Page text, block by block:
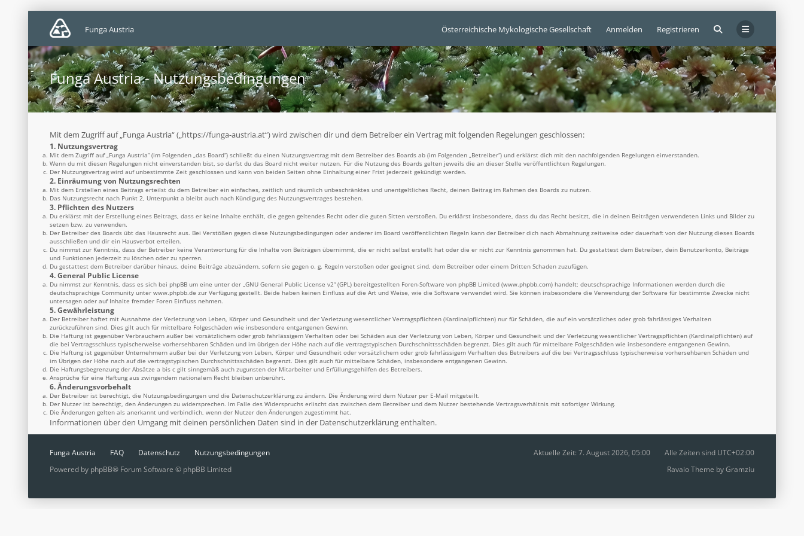
Österreichische Mykologische Gesellschaft Anmelden Registrieren
Funga Austria
Funga Austria - Nutzungsbedingungen
Mit dem Zugriff auf „Funga Austria“ („https://funga-austria.at“) wird zwischen dir und dem Betreiber ein Vertrag mit folgenden Regelungen geschlossen:
1. Nutzungsvertrag
Mit dem Zugriff auf „Funga Austria“ (im Folgenden „das Board“) schließt du einen Nutzungsvertrag mit dem Betreiber des Boards ab (im Folgenden „Betreiber“) und erklärst dich mit den nachfolgenden Regelungen einverstanden.
Wenn du mit diesen Regelungen nicht einverstanden bist, so darfst du das Board nicht weiter nutzen. Für die Nutzung des Boards gelten jeweils die an dieser Stelle veröffentlichten Regelungen.
Der Nutzungsvertrag wird auf unbestimmte Zeit geschlossen und kann von beiden Seiten ohne Einhaltung einer Frist jederzeit gekündigt werden.
2. Einräumung von Nutzungsrechten
Mit dem Erstellen eines Beitrags erteilst du dem Betreiber ein einfaches, zeitlich und räumlich unbeschränktes und unentgeltliches Recht, deinen Beitrag im Rahmen des Boards zu nutzen.
Das Nutzungsrecht nach Punkt 2, Unterpunkt a bleibt auch nach Kündigung des Nutzungsvertrages bestehen.
3. Pflichten des Nutzers
Du erklärst mit der Erstellung eines Beitrags, dass er keine Inhalte enthält, die gegen geltendes Recht oder die guten Sitten verstoßen. Du erklärst insbesondere, dass du das Recht besitzt, die in deinen Beiträgen verwendeten Links und Bilder zu
setzen bzw. zu verwenden.
Der Betreiber des Boards übt das Hausrecht aus. Bei Verstößen gegen diese Nutzungsbedingungen oder anderer im Board veröffentlichten Regeln kann der Betreiber dich nach Abmahnung zeitweise oder dauerhaft von der Nutzung dieses Boards
ausschließen und dir ein Hausverbot erteilen.
Du nimmst zur Kenntnis, dass der Betreiber keine Verantwortung für die Inhalte von Beiträgen übernimmt, die er nicht selbst erstellt hat oder die er nicht zur Kenntnis genommen hat. Du gestattest dem Betreiber, dein Benutzerkonto, Beiträge
und Funktionen jederzeit zu löschen oder zu sperren.
Du gestattest dem Betreiber darüber hinaus, deine Beiträge abzuändern, sofern sie gegen o. g. Regeln verstoßen oder geeignet sind, dem Betreiber oder einem Dritten Schaden zuzufügen.
4. General Public License
Du nimmst zur Kenntnis, dass es sich bei phpBB um eine unter der „GNU General Public License v2“ (GPL) bereitgestellten Foren-Software von phpBB Limited (www.phpbb.com) handelt; deutschsprachige Informationen werden durch die
deutschsprachige Community unter www.phpbb.de zur Verfügung gestellt. Beide haben keinen Einfluss auf die Art und Weise, wie die Software verwendet wird. Sie können insbesondere die Verwendung der Software für bestimmte Zwecke nicht
untersagen oder auf Inhalte fremder Foren Einfluss nehmen.
5. Gewährleistung
Der Betreiber haftet mit Ausnahme der Verletzung von Leben, Körper und Gesundheit und der Verletzung wesentlicher Vertragspflichten (Kardinalpflichten) nur für Schäden, die auf ein vorsätzliches oder grob fahrlässiges Verhalten
zurückzuführen sind. Dies gilt auch für mittelbare Folgeschäden wie insbesondere entgangenen Gewinn.
Die Haftung ist gegenüber Verbrauchern außer bei vorsätzlichem oder grob fahrlässigem Verhalten oder bei Schäden aus der Verletzung von Leben, Körper und Gesundheit und der Verletzung wesentlicher Vertragspflichten (Kardinalpflichten) auf
die bei Vertragsschluss typischerweise vorhersehbaren Schäden und im übrigen der Höhe nach auf die vertragstypischen Durchschnittsschäden begrenzt. Dies gilt auch für mittelbare Folgeschäden wie insbesondere entgangenen Gewinn.
Die Haftung ist gegenüber Unternehmern außer bei der Verletzung von Leben, Körper und Gesundheit oder vorsätzlichem oder grob fahrlässigem Verhalten des Betreibers auf die bei Vertragsschluss typischerweise vorhersehbaren Schäden und
im Übrigen der Höhe nach auf die vertragstypischen Durchschnittsschäden begrenzt. Dies gilt auch für mittelbare Schäden, insbesondere entgangenen Gewinn.
Die Haftungsbegrenzung der Absätze a bis c gilt sinngemäß auch zugunsten der Mitarbeiter und Erfüllungsgehilfen des Betreibers.
Ansprüche für eine Haftung aus zwingendem nationalem Recht bleiben unberührt.
6. Änderungsvorbehalt
Der Betreiber ist berechtigt, die Nutzungsbedingungen und die Datenschutzerklärung zu ändern. Die Änderung wird dem Nutzer per E-Mail mitgeteilt.
Der Nutzer ist berechtigt, den Änderungen zu widersprechen. Im Falle des Widerspruchs erlischt das zwischen dem Betreiber und dem Nutzer bestehende Vertragsverhältnis mit sofortiger Wirkung.
Die Änderungen gelten als anerkannt und verbindlich, wenn der Nutzer den Änderungen zugestimmt hat.
Informationen über den Umgang mit deinen persönlichen Daten sind in der Datenschutzerklärung enthalten.
Funga Austria FAQ Datenschutz Nutzungsbedingungen Alle Zeiten sind UTC+02:00
Aktuelle Zeit: 7. August 2026, 05:00
Powered by phpBB® Forum Software © phpBB Limited Ravaio Theme byGramziu